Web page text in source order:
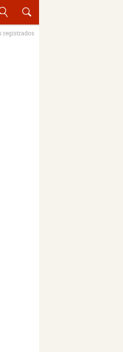
registrados